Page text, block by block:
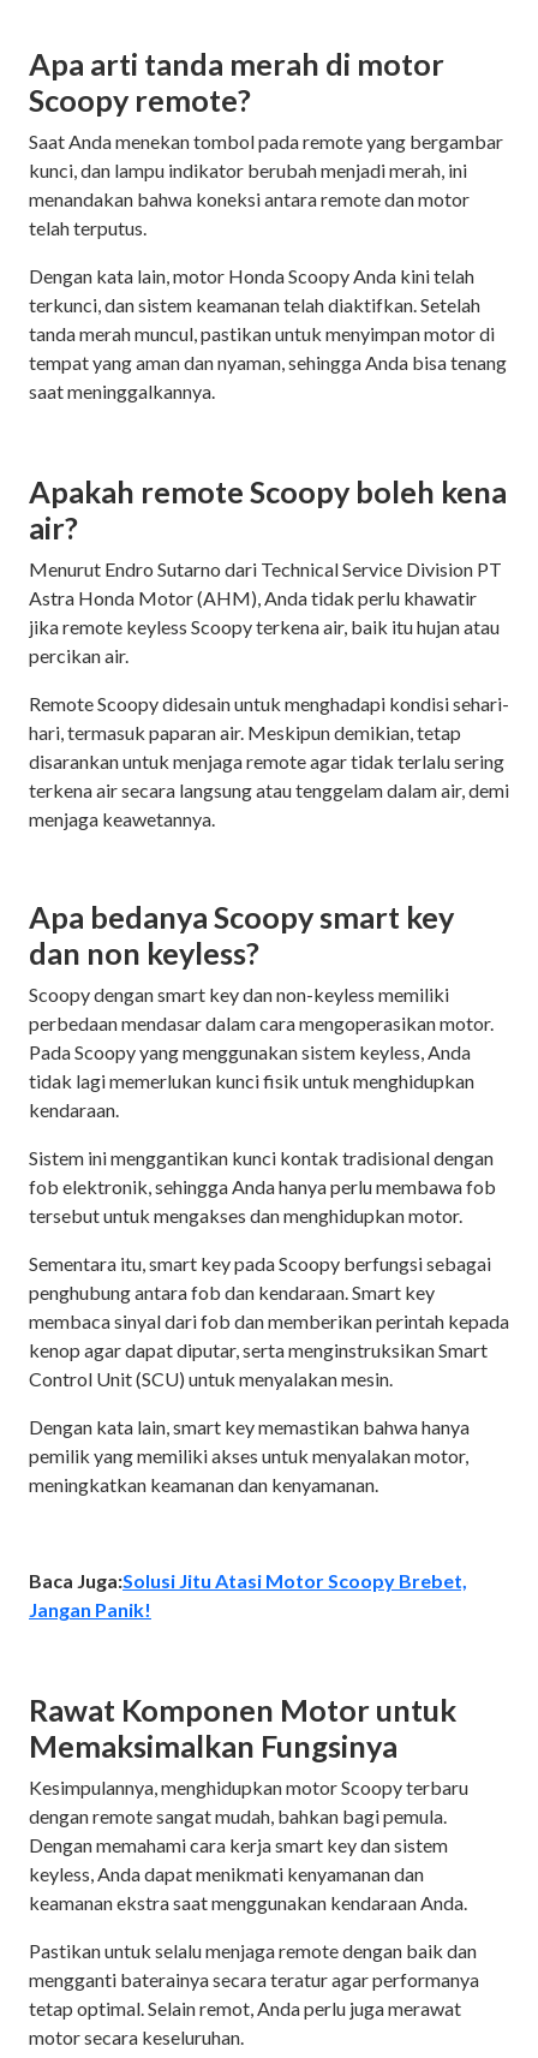
Apa arti tanda merah di motor
Scoopy remote?
Saat Anda menekan tombol pada remote yang bergambar
kunci, dan lampu indikator berubah menjadi merah, ini
menandakan bahwa koneksi antara remote dan motor
telah terputus.
Dengan kata lain, motor Honda Scoopy Anda kini telah
terkunci, dan sistem keamanan telah diaktifkan. Setelah
tanda merah muncul, pastikan untuk menyimpan motor di
tempat yang aman dan nyaman, sehingga Anda bisa tenang
saat meninggalkannya.
Apakah remote Scoopy boleh kena
air?
Menurut Endro Sutarno dari Technical Service Division PT
Astra Honda Motor (AHM), Anda tidak perlu khawatir
jika remote keyless Scoopy terkena air, baik itu hujan atau
percikan air.
Remote Scoopy didesain untuk menghadapi kondisi sehari-
hari, termasuk paparan air. Meskipun demikian, tetap
disarankan untuk menjaga remote agar tidak terlalu sering
terkena air secara langsung atau tenggelam dalam air, demi
menjaga keawetannya.
Apa bedanya Scoopy smart key
dan non keyless?
Scoopy dengan smart key dan non-keyless memiliki
perbedaan mendasar dalam cara mengoperasikan motor.
Pada Scoopy yang menggunakan sistem keyless, Anda
tidak lagi memerlukan kunci fisik untuk menghidupkan
kendaraan.
Sistem ini menggantikan kunci kontak tradisional dengan
fob elektronik, sehingga Anda hanya perlu membawa fob
tersebut untuk mengakses dan menghidupkan motor.
Sementara itu, smart key pada Scoopy berfungsi sebagai
penghubung antara fob dan kendaraan. Smart key
membaca sinyal dari fob dan memberikan perintah kepada
kenop agar dapat diputar, serta menginstruksikan Smart
Control Unit (SCU) untuk menyalakan mesin.
Dengan kata lain, smart key memastikan bahwa hanya
pemilik yang memiliki akses untuk menyalakan motor,
meningkatkan keamanan dan kenyamanan.
Baca Juga:Solusi Jitu Atasi Motor Scoopy Brebet,
Jangan Panik!
Rawat Komponen Motor untuk
Memaksimalkan Fungsinya
Kesimpulannya, menghidupkan motor Scoopy terbaru
dengan remote sangat mudah, bahkan bagi pemula.
Dengan memahami cara kerja smart key dan sistem
keyless, Anda dapat menikmati kenyamanan dan
keamanan ekstra saat menggunakan kendaraan Anda.
Pastikan untuk selalu menjaga remote dengan baik dan
mengganti baterainya secara teratur agar performanya
tetap optimal. Selain remot, Anda perlu juga merawat
motor secara keseluruhan.